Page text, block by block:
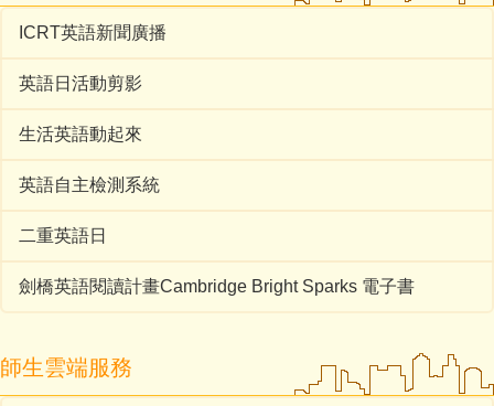
ICRT英語新聞廣播
英語日活動剪影
生活英語動起來
英語自主檢測系統
二重英語日
劍橋英語閱讀計畫Cambridge Bright Sparks 電子書
師生雲端服務